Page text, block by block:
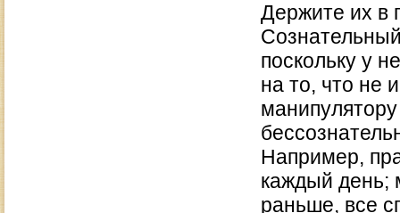
Держите их в
поскольку у
на то, что не
Например,
каждый день;
раньше, все